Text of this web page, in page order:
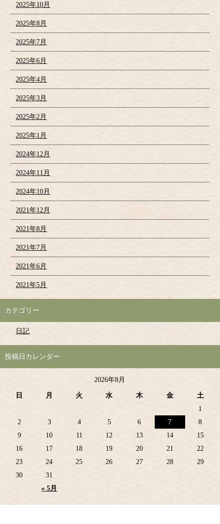
2025年10月
2025年8月
2025年7月
2025年6月
2025年4月
2025年3月
2025年2月
2025年1月
2024年12月
2024年11月
2024年10月
2021年12月
2021年8月
2021年7月
2021年6月
2021年5月
カテゴリー
日記
投稿日カレンダー
2026年8月
日 月 火 水 木 金 土
« 5月
1
2
3 4 5 6 7
8
9
10 11 12 13 14
15
16
17 18 19 20 21
22
23
24 25 26 27 28
29
30
31